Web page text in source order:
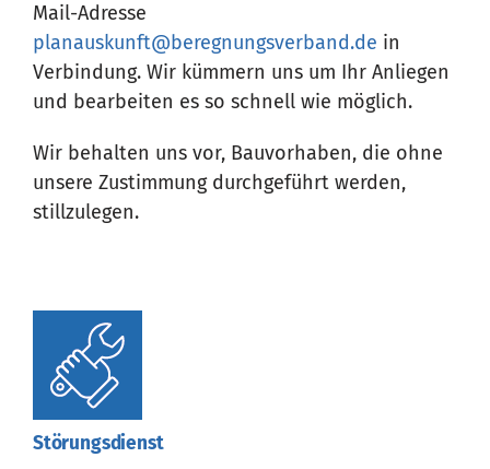
Mail-Adresse
planauskunft@beregnungsverband.de in
Verbindung. Wir kümmern uns um Ihr Anliegen
und bearbeiten es so schnell wie möglich.
Wir behalten uns vor, Bauvorhaben, die ohne
unsere Zustimmung durchgeführt werden,
stillzulegen.
Störungsdienst